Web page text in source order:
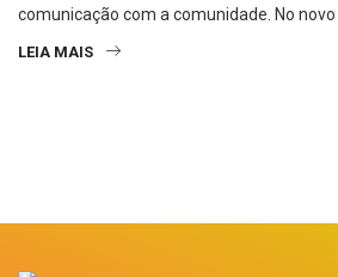
comunicação com a comunidade. No novo
LEIA MAIS